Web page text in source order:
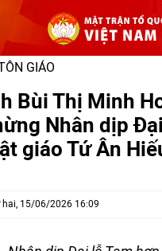
GIÁO
Bùi Thị Minh
Nhân dịp
giáo Tứ Ân
hai, 15/06/2026 16:09